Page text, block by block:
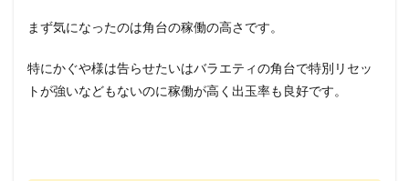
まず気になったのは角台の稼働の高さです。
特にかぐや様は告らせたいはバラエティの角台で特別リセッ
トが強いなどもないのに稼働が高く出玉率も良好です。